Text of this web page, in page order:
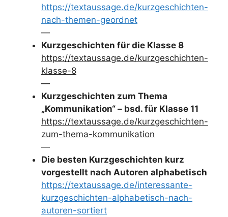
https://textaussage.de/kurzgeschichten-
nach-themen-geordnet
—
Kurzgeschichten für die Klasse 8
https://textaussage.de/kurzgeschichten-
klasse-8
—
Kurzgeschichten zum Thema
„Kommunikation“ – bsd. für Klasse 11
https://textaussage.de/kurzgeschichten-
zum-thema-kommunikation
—
Die besten Kurzgeschichten kurz
vorgestellt nach Autoren alphabetisch
https://textaussage.de/interessante-
kurzgeschichten-alphabetisch-nach-
autoren-sortiert